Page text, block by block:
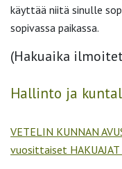
käyttää niitä sinulle
sopivassa paikassa.
(Hakuaika
Hallinto ja
VETELIN KUNNAN
vuosittaiset